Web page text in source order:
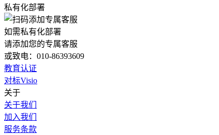
私有化部署
如需私有化部署
请添加您的专属客服
或致电：010-86393609
教育认证
对标Visio
关于
关于我们
加入我们
服务条款